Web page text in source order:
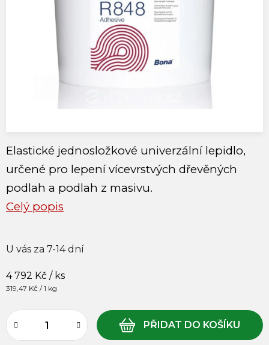
Elastické jednosložkové univerzální lepidlo,
určené pro lepení vícevrstvých dřevěných
podlah a podlah z masivu.
Celý popis
4 792 Kč / ks
Měrná cena:
319,47 Kč / 1 kg
U vás za 7-14 dní